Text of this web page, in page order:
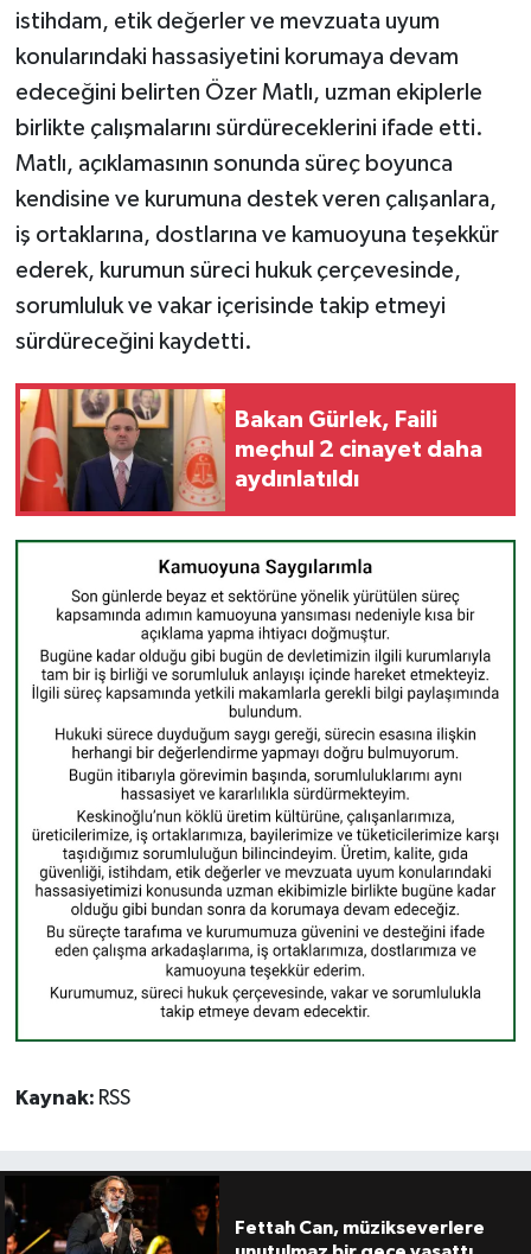
istihdam, etik değerler ve mevzuata uyum
konularındaki hassasiyetini korumaya devam
edeceğini belirten Özer Matlı, uzman ekiplerle
birlikte çalışmalarını sürdüreceklerini ifade etti.
Matlı, açıklamasının sonunda süreç boyunca
kendisine ve kurumuna destek veren çalışanlara,
iş ortaklarına, dostlarına ve kamuoyuna teşekkür
ederek, kurumun süreci hukuk çerçevesinde,
sorumluluk ve vakar içerisinde takip etmeyi
sürdüreceğini kaydetti.
Bakan Gürlek, Faili
meçhul 2 cinayet daha
aydınlatıldı
Kaynak: RSS
Fettah Can, müzikseverlere